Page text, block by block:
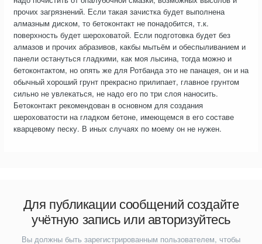
прочих загрязнений. Если такая зачистка будет выполнена
алмазным диском, то бетоконтакт не понадобится, т.к.
поверхность будет шероховатой. Если подготовка будет без
алмазов и прочих абразивов, какбы мытьём и обеспыливанием и
панели остануться гладкими, как моя лысина, тогда можно и
бетоконтактом, но опять же для Ротбанда это не панацея, он и на
обычный хороший грунт прекрасно прилипает, главное грунтом
сильно не увлекаться, не надо его по три слоя наносить.
Бетоконтакт рекомендован в основном для создания
шероховатости на гладком бетоне, имеющемся в его составе
кварцевому песку. В иных случаях по моему он не нужен.
Для публикации сообщений создайте
учётную запись или авторизуйтесь
Вы должны быть зарегистрированным пользователем, чтобы